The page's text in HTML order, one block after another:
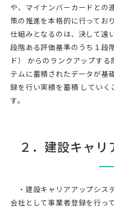
や、マイナンバーカードとの
策の推進を本格的に行ってお
仕組みとなるのは、決して遠
段階ある評価基準のうち１段
ド） からのランクアップす
テムに蓄積されたデータが基
録を行い実績を蓄積 していく
す。
２．建設キャ
・建設キャリアアップシス
会社として事業者登録を行っ